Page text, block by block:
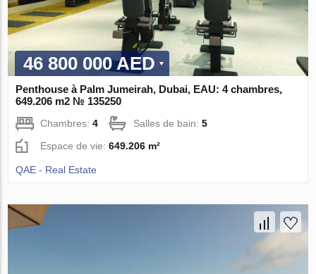
46 800 000 AED
Penthouse à Palm Jumeirah, Dubai, EAU: 4 chambres,
649.206 m2 № 135250
Chambres:4 Salles de bain:5
Espace de vie:649.206 m²
QAE - Real Estate